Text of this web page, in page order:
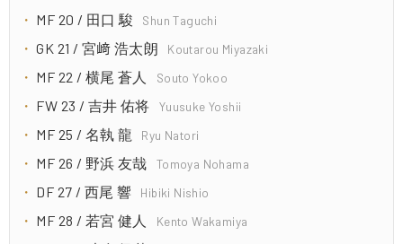
MF 20 / 田口 駿
Shun Taguchi
GK 21 / 宮﨑 浩太朗 Koutarou Miyazaki
MF 22 / 横尾 蒼人 Souto Yokoo
FW 23 / 吉井 佑将 Yuusuke Yoshii
MF 25 / 名執 龍 Ryu Natori
MF 26 / 野浜 友哉 Tomoya Nohama
DF 27 / 西尾 響 Hibiki Nishio
MF 28 / 若宮 健人 Kento Wakamiya